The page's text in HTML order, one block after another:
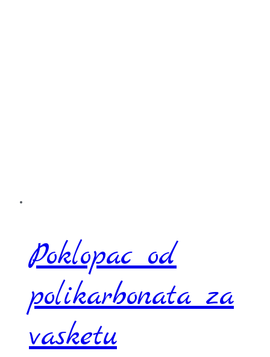
Poklopac od
polikarbonata za
vasketu